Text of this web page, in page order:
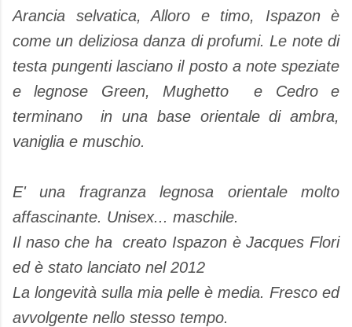
Arancia selvatica, Alloro e timo, Ispazon è
come un deliziosa danza di profumi. Le note di
testa pungenti lasciano il posto a note speziate
e legnose Green, Mughetto e Cedro e
terminano in una base orientale di ambra,
vaniglia e muschio.
E' una fragranza legnosa orientale molto
affascinante. Unisex... maschile.
Il naso che ha creato Ispazon è Jacques Flori
ed è stato lanciato nel 2012
La longevità sulla mia pelle è media. Fresco ed
avvolgente nello stesso tempo.